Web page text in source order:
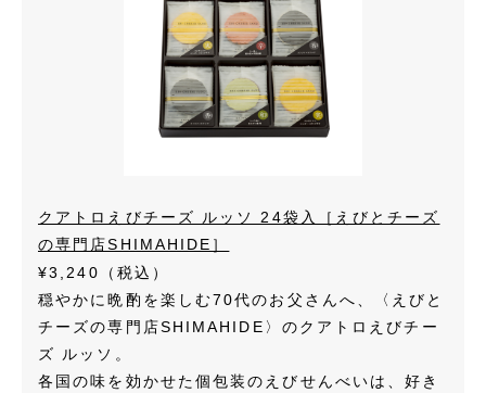
クアトロえびチーズ ルッソ 24袋入［えびとチーズ
の専門店SHIMAHIDE］
¥3,240（税込）
穏やかに晩酌を楽しむ70代のお父さんへ、〈えびと
チーズの専門店SHIMAHIDE〉のクアトロえびチー
ズ ルッソ。
各国の味を効かせた個包装のえびせんべいは、好き